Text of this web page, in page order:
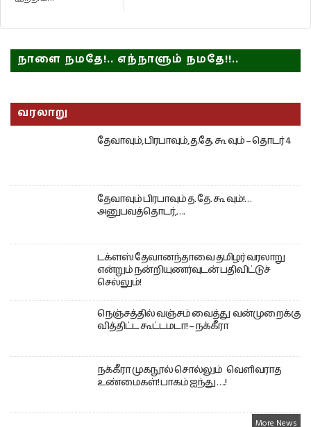
நாளை நமதே!.. எந்நாளும் நமதே!!..
வரலாறு
தேவாவும், பிரபாவும், த.தே. கூ வும் – தொடர் 4
தேவாவும் பிரபாவும் த. தே. கூ வும்!…
அனுபவத்தொடர்,….
டக்ளஸ் தேவானந்தாவை தமிழர் வரலாறு
என்றும் நன்றியுணர்வுடன் பதிவிட்டுச்
செல்லும்!
நெஞ்சத்தில் வஞ்சம் வைத்து வன்முறைக்கு
வித்திட்ட கூட்டமடா! – நக்கீரா
நக்கீரா முகநூல் சொல்லும் வெளிவராத
உண்மைகள்! பாகம் ஐந்து ….!
More News